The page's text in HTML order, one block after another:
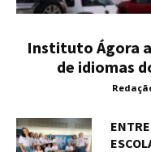
Instituto Ágora
de idiomas